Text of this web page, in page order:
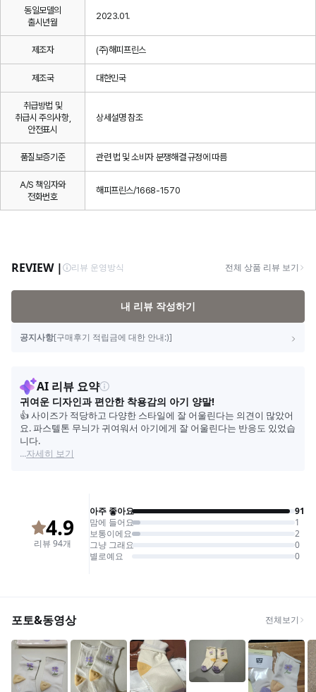
동일모델의
출시년월
2023.01.
제조자 (주)해피프린스
제조국 대한민국
취급방법 및
취급시 주의사항,
안전표시
상세설명 참조
품질보증기준 관련 법 및 소비자 분쟁해결 규정에 따름
A/S 책임자와
전화번호
해피프린스/1668-1570